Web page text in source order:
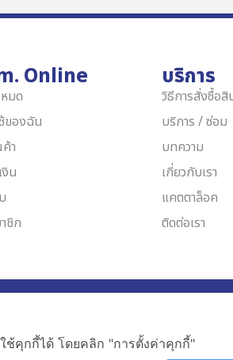
Online
มด
องฉัน
า
งิน
ชิก
บริการ
วิธีการสั่งซื้อสิ
บริการ / ซ่อม
บทความ
เกี่ยวกับเรา
แคตตาล็อค
ติดต่อเรา
ช้คุกกี้ได้ โดยคลิก "การตั้งค่าคุกกี้"